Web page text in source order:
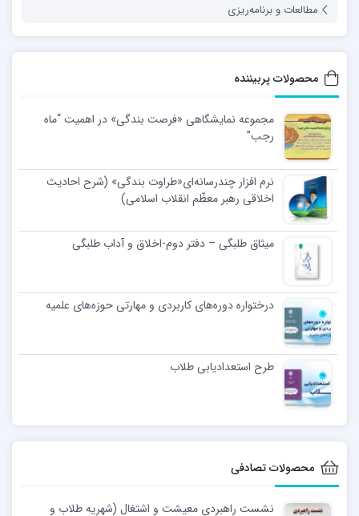
مطالعات و برنامه‌ریزی
محصولات پربیننده
مجموعه نمایشگاهی «فرصت بندگی» در اهمیت “ماه
رجب”
نرم افزار چندرسانه‌ای«طراوت بندگی» (شرح احادیث
اخلاقی رهبر معظّم انقلاب اسلامی)
میثاق طلبگی – دفتر دوم-اخلاق و آداب طلبگی
درختواره دوره‌های کاربردی و مهارتی حوزه‌های علمیه
طرح استعدادیابی طلاب
محصولات تصادفی
نشست راهبردی معیشت و اشتغال (شهریه طلاب و